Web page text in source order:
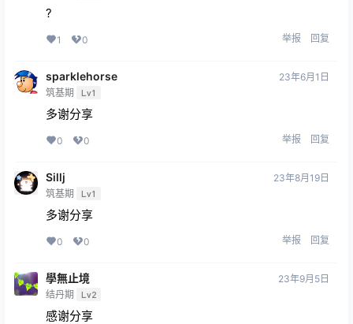
?
1 0 举报 回复
sparklehorse
筑基期 Lv1
23年6月1日
多谢分享
0 0 举报 回复
Sillj
筑基期 Lv1
23年8月19日
多谢分享
0 0 举报 回复
學無止境
结丹期 Lv2
23年9月5日
感谢分享